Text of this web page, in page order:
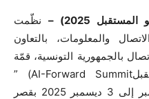
2025) –
نظّمت
والمعلومات، بالتعاون
بالجمهورية التونسية، قمّة
” (AI-Forward Summit
خلال الفترة من 30 نوفمبر إلى 3 ديسمبر 2025 بقصر